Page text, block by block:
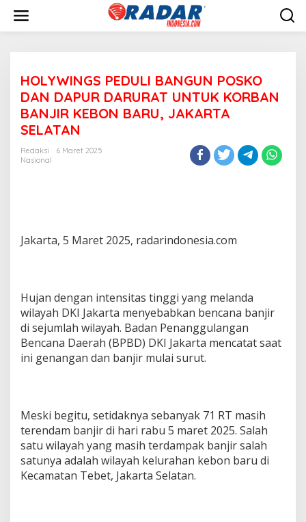
w
HOLYWINGS PEDULI BANGUN POSKO
DAN DAPUR DARURAT UNTUK KORBAN
BANJIR KEBON BARU, JAKARTA
SELATAN
Redaksi
6 Maret 2025
Nasional
Jakarta, 5 Maret 2025, radarindonesia.com
Hujan dengan intensitas tinggi yang melanda
wilayah DKI Jakarta menyebabkan bencana banjir
di sejumlah wilayah. Badan Penanggulangan
Bencana Daerah (BPBD) DKI Jakarta mencatat saat
ini genangan dan banjir mulai surut.
Meski begitu, setidaknya sebanyak 71 RT masih
terendam banjir di hari rabu 5 maret 2025. Salah
satu wilayah yang masih terdampak banjir salah
satunya adalah wilayah kelurahan kebon baru di
Kecamatan Tebet, Jakarta Selatan.